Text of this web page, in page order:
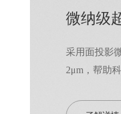
定制化
为全球客户
子、精密医